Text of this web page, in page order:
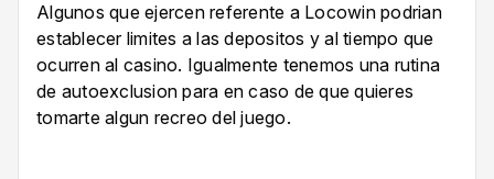
Algunos que ejercen referente a Locowin podrian
establecer limites a las depositos y al tiempo que
ocurren al casino. Igualmente tenemos una rutina
de autoexclusion para en caso de que quieres
tomarte algun recreo del juego.